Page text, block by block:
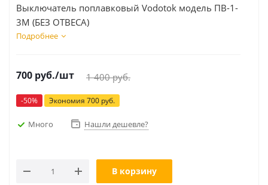
Выключатель поплавковый Vodotok модель ПВ-1-
3М (БЕЗ ОТВЕСА)
Подробнее
700 руб./шт 1 400руб.
-50% Экономия 700 руб.
Много Нашли дешевле?
В корзину